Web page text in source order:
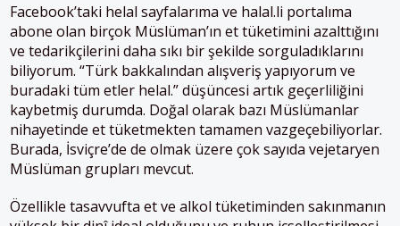
Facebook’taki helal sayfalarıma ve halal.li portalıma
abone olan birçok Müslüman’ın et tüketimini azalttığını
ve tedarikçilerini daha sıkı bir şekilde sorguladıklarını
biliyorum. “Türk bakkalından alışveriş yapıyorum ve
buradaki tüm etler helal.” düşüncesi artık geçerliliğini
kaybetmiş durumda. Doğal olarak bazı Müslümanlar
nihayetinde et tüketmekten tamamen vazgeçebiliyorlar.
Burada, İsviçre’de de olmak üzere çok sayıda vejetaryen
Müslüman grupları mevcut.
Özellikle tasavvufta et ve alkol tüketiminden sakınmanın